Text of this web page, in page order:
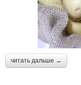
читать дальше →